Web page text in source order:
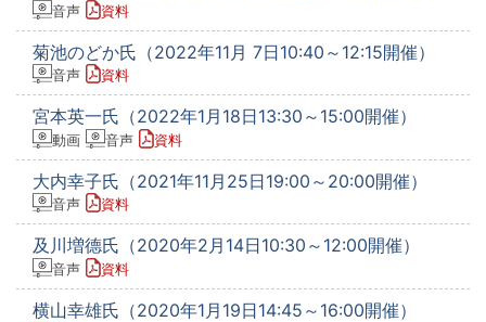
音声 資料
菊池のどか氏（2022年11月 7日10:40～12:15開催）
音声 資料
宮本英一氏（2022年1月18日13:30～15:00開催）
動画 音声 資料
大内幸子氏（2021年11月25日19:00～20:00開催）
音声 資料
及川増德氏（2020年2月14日10:30～12:00開催）
音声 資料
横山幸雄氏（2020年1月19日14:45～16:00開催）